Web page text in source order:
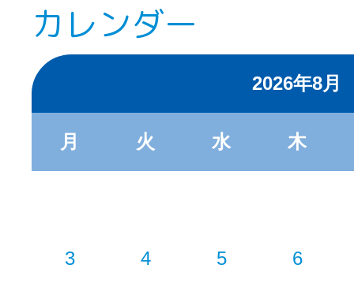
カレンダー
2026年8月
月 火 水 木
3 4 5 6